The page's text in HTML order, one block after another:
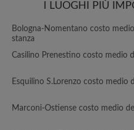
I LUOGHI PIÙ
Bologna-Nomentano costo
stanza
Casilino Prenestino costo medio
Esquilino S.Lorenzo costo medio
Marconi-Ostiense costo medio